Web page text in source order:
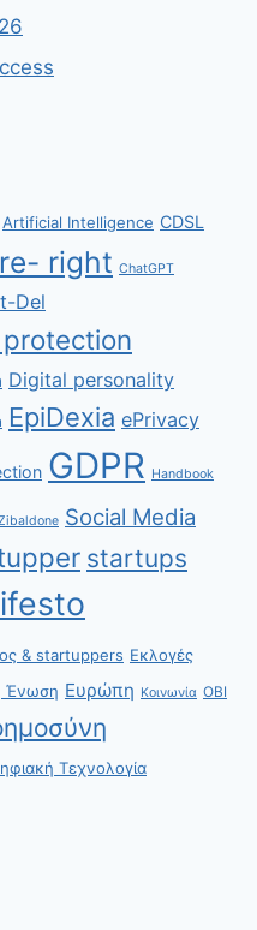
Artificial Intelligence CDSL
right ChatGPT
Del
Digital personality
EpiDexia ePrivacy
GDPR Handbook
Social Media
startups
& startuppers Εκλογές
Ένωση Ευρώπη Κοινωνία ΟΒΙ
Τεχνολογία